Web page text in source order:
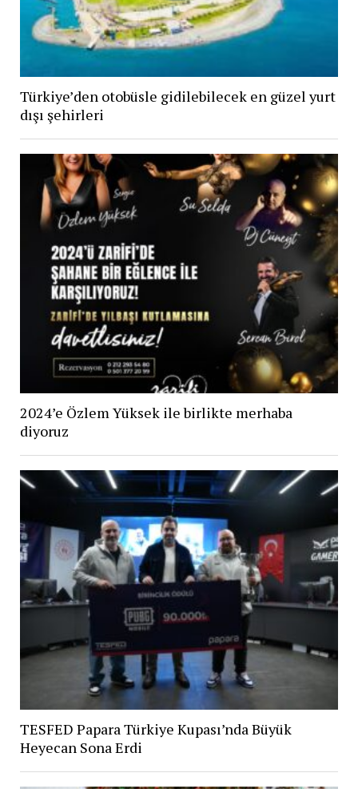
Türkiye’den otobüsle gidilebilecek en güzel yurt
dışı şehirleri
2024’e Özlem Yüksek ile birlikte merhaba
diyoruz
TESFED Papara Türkiye Kupası’nda Büyük
Heyecan Sona Erdi